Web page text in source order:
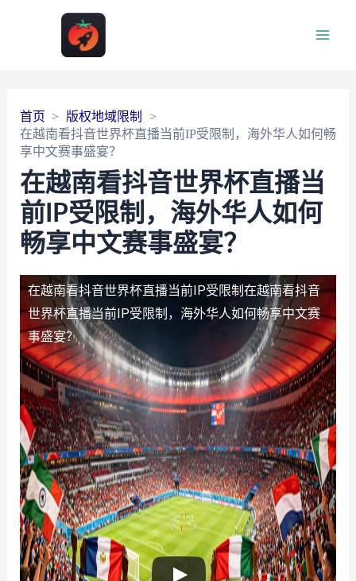
首页
版权地域限制
在越南看抖音世界杯直播当前IP受限制，海外华人如何畅
享中文赛事盛宴？
在越南看抖音世界杯直播当
前IP受限制，海外华人如何
畅享中文赛事盛宴？
在越南看抖音世界杯直播当前IP受限制 在越南看抖音
世界杯直播当前IP受限制，海外华人如何畅享中文赛
事盛宴？